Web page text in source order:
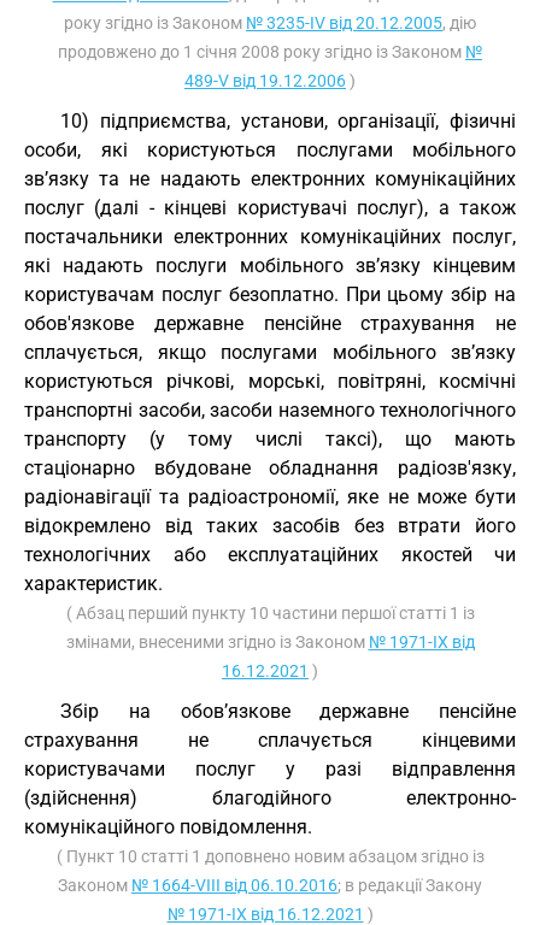
року згідно із Законом № 3235-IV від 20.12.2005, дію
продовжено до 1 січня 2008 року згідно із Законом №
489-V від 19.12.2006)
10) підприємства, установи, організації, фізичні
особи, які користуються послугами мобільного
зв’язку та не надають електронних комунікаційних
послуг (далі - кінцеві користувачі послуг), а також
постачальники електронних комунікаційних послуг,
які надають послуги мобільного зв’язку кінцевим
користувачам послуг безоплатно. При цьому збір на
обов'язкове державне пенсійне страхування не
сплачується, якщо послугами мобільного зв’язку
користуються річкові, морські, повітряні, космічні
транспортні засоби, засоби наземного технологічного
транспорту (у тому числі таксі), що мають
стаціонарно вбудоване обладнання радіозв'язку,
радіонавігації та радіоастрономії, яке не може бути
відокремлено від таких засобів без втрати його
технологічних або експлуатаційних якостей чи
характеристик.
( Абзац перший пункту 10 частини першої статті 1 із
змінами, внесеними згідно із Законом № 1971-IX від
16.12.2021 )
Збір на обов’язкове державне пенсійне
страхування не сплачується кінцевими
користувачами послуг у разі відправлення
(здійснення) благодійного електронно-
комунікаційного повідомлення.
( Пункт 10 статті 1 доповнено новим абзацом згідно із
Законом № 1664-VIII від 06.10.2016; в редакції Закону
№ 1971-IX від 16.12.2021 )